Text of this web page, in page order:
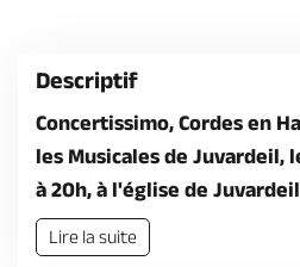
Billetterie en ligne
Descriptif
Concertissimo, Cordes en
les Musicales de Juvardeil,
à 20h, à l'église de
Lire la suite